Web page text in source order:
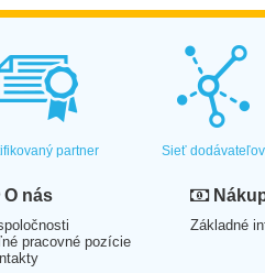
partner Sieť dodávateľov
O nás
pracovné pozície
Základné